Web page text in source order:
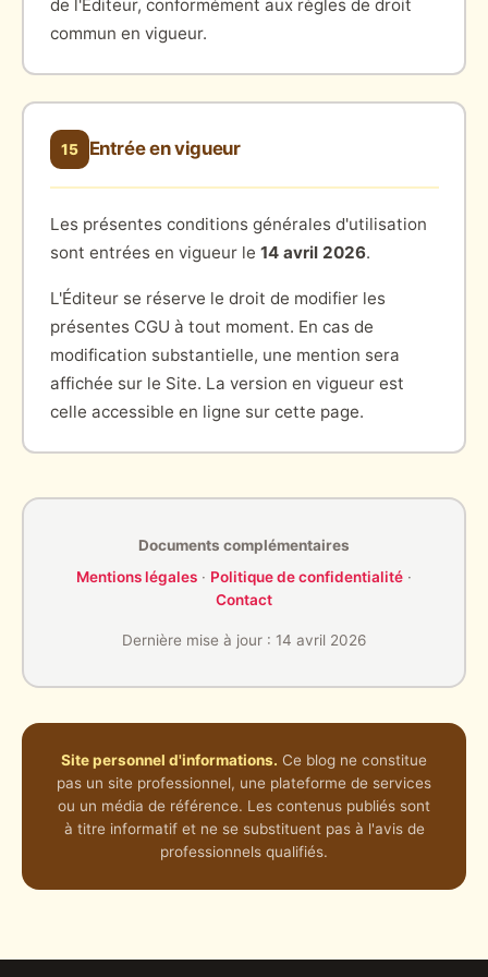
de l'Éditeur, conformément aux règles de droit
commun en vigueur.
15 Entrée en vigueur
Les présentes conditions générales d'utilisation
sont entrées en vigueur le 14 avril 2026.
L'Éditeur se réserve le droit de modifier les
présentes CGU à tout moment. En cas de
modification substantielle, une mention sera
affichée sur le Site. La version en vigueur est
celle accessible en ligne sur cette page.
Documents complémentaires
Mentions légales · Politique de confidentialité ·
Contact
Dernière mise à jour : 14 avril 2026
Site personnel d'informations. Ce blog ne constitue
pas un site professionnel, une plateforme de services
ou un média de référence. Les contenus publiés sont
à titre informatif et ne se substituent pas à l'avis de
professionnels qualifiés.